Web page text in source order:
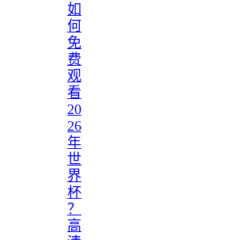
如
何
免
费
观
看
20
26
年
世
界
杯
？
高